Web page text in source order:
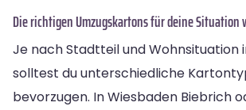
Die richtigen Umzugskartons für deine Situation
Je nach Stadtteil und Wohnsituation
solltest du unterschiedliche
bevorzugen. In Wiesbaden Biebrich